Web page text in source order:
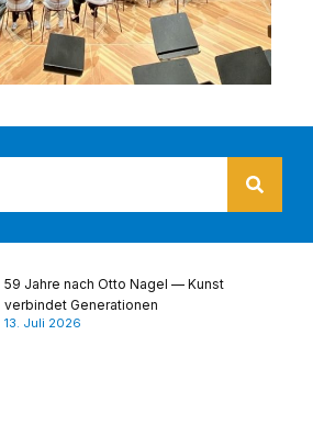
59 Jahre nach Otto Nagel — Kunst
verbindet Generationen
13. Juli 2026